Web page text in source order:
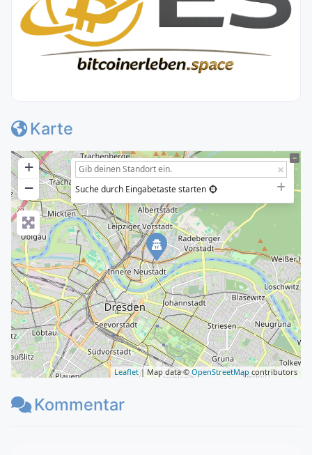
Karte
+
−
Suche durch Eingabetaste starten
Leaflet| Map data ©OpenStreetMap contributors
Kommentar